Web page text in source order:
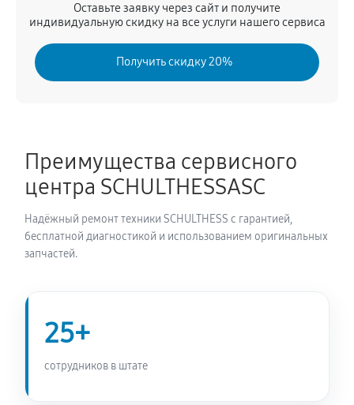
Устранение засора сушильной машины
1360 руб 60 минут
Замена дисплея сушильной машины SCHULTHESS
MDA1.106FH3L Iconic Gold
Замена подсветки индикаторов
SCHULTHESS MDA1.106FH3L Iconic Gold
Оставьте заявку через сайт и получите
индивидуальную скидку на все услуги нашего сервиса
Получить скидку 20%
Преимущества сервисного
центра SCHULTHESSASC
Надёжный ремонт техники SCHULTHESS с гарантией,
бесплатной диагностикой и использованием оригинальных
запчастей.
25+
сотрудников в штате